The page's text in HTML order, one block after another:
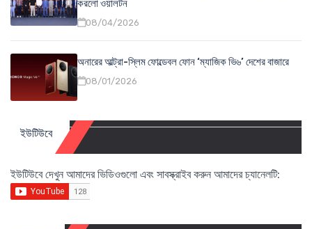
করলো ওয়ালটন
08/04/2026
অনারের আল্ট্রা-স্লিম ফোল্ডেবল ফোন ‘ম্যাজিক ভি৬’ দেশের বাজারে
08/01/2026
ইউটিউবে
ইউটিউবে দেখুন আমাদের ভিডিওগুলো এবং সাবস্ক্রাইব করুন আমাদের চ্যানেলটি: